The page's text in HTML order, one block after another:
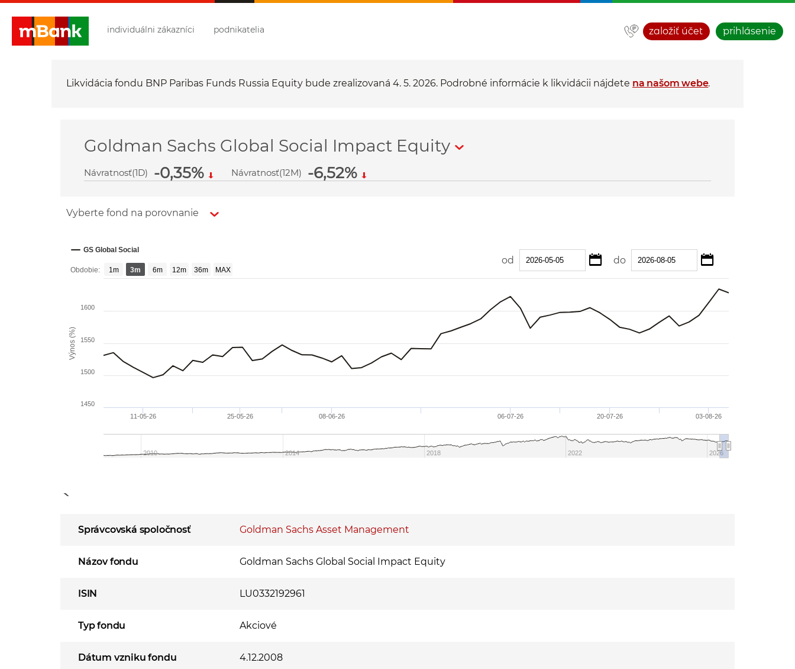
individuálni zákazníci podnikatelia založiť účet prihlásenie
Likvidácia fondu BNP Paribas Funds Russia Equity bude zrealizovaná 4. 5. 2026. Podrobné informácie k likvidácii nájdete na našom webe.
Goldman Sachs Global Social Impact Equity
Návratnosť(1D) -0,35% Návratnosť(12M) -6,52%
Vyberte fond na porovnanie
od Vyberte datum od Vyberte datum od:
do Vyberte datum do
Graf na porovnanie fondov GS Global Social.
Výnos (%)
11-05-26 25-05-26 08-06-26 06-07-26 20-07-26 03-08-26
2010 2014 2018 2022 2026
1500
1550
1600
1450
Obdobie: 1m 3m 6m 12m 36m MAX
GS Global Social
Správcovská spoločnosť Goldman Sachs Asset Management
Názov fondu Goldman Sachs Global Social Impact Equity
ISIN LU0332192961
Typ fondu Akciové
Dátum vzniku fondu 4.12.2008